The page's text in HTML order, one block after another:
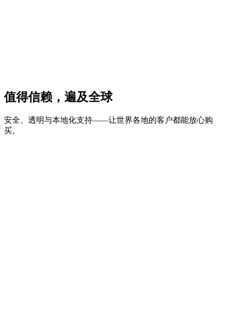
值得信赖，遍及全球
安全、透明与本地化支持——让世界各地的客户都能放心购
买。